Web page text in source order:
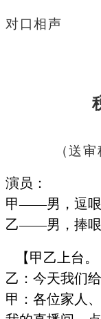
对口相声
（送审
演员：
甲——男，逗哏
乙——男，捧哏
【甲乙上台。
乙：今天我们
甲：各位家人